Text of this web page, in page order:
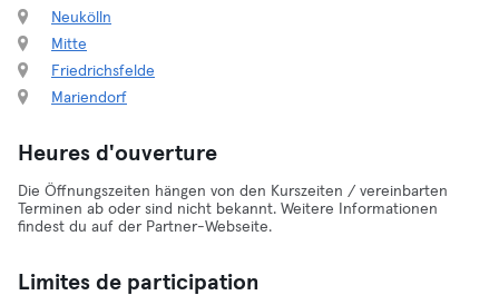
Neukölln
Mitte
Friedrichsfelde
Mariendorf
Heures d'ouverture
Die Öffnungszeiten hängen von den Kurszeiten / vereinbarten
Terminen ab oder sind nicht bekannt. Weitere Informationen
findest du auf der Partner-Webseite.
Limites de participation